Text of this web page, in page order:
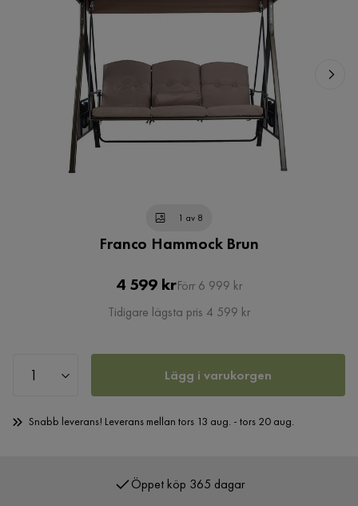
1 av 8
Franco Hammock Brun
Pris
4 599 krOriginal
Pris
Förr 6 999 kr
Tidigare lägsta pris 4 599 kr
Lägg i varukorgen
Snabb leverans! Leverans mellan tors 13 aug. - tors 20 aug.
Över 400 000 nöjda kunder